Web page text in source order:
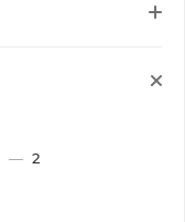
— 2